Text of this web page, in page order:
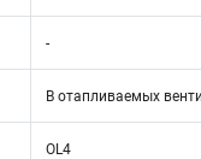
-
В отапливаемых
OL4